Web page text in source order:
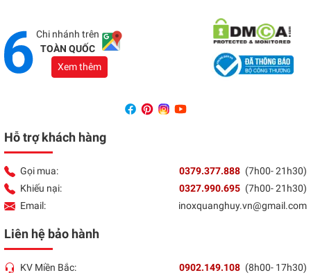
Chi nhánh trên
TOÀN QUỐC
Xem thêm
Hỗ trợ khách hàng
Gọi mua: 0379.377.888 (7h00- 21h30)
Khiếu nại:
0327.990.695 (7h00- 21h30)
Email:
inoxquanghuy.vn@gmail.com
Liên hệ bảo hành
KV Miền Bắc: 0902.149.108 (8h00- 17h30)